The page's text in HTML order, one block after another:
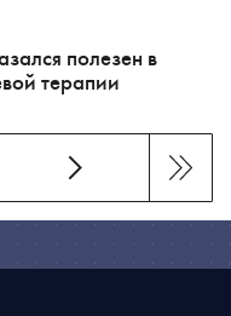
полезен в
терапии